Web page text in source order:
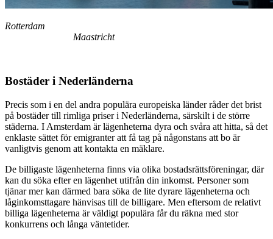
Rotterdam
Maastricht
Bostäder i Nederländerna
Precis som i en del andra populära europeiska länder råder det brist
på bostäder till rimliga priser i Nederländerna, särskilt i de större
städerna. I Amsterdam är lägenheterna dyra och svåra att hitta, så det
enklaste sättet för emigranter att få tag på någonstans att bo är
vanligtvis genom att kontakta en mäklare.
De billigaste lägenheterna finns via olika bostadsrättsföreningar, där
kan du söka efter en lägenhet utifrån din inkomst. Personer som
tjänar mer kan därmed bara söka de lite dyrare lägenheterna och
låginkomsttagare hänvisas till de billigare. Men eftersom de relativt
billiga lägenheterna är väldigt populära får du räkna med stor
konkurrens och långa väntetider.